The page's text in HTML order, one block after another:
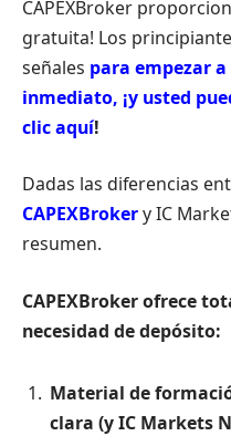
CAPEXBroker
gratuita! Los
señales para empezar
inmediato, ¡y usted
clic aquí!
Dadas las diferencias
CAPEXBrokery IC
resumen.
CAPEXBroker ofrece
necesidad de depósito:
Material de
clara (y IC Markets